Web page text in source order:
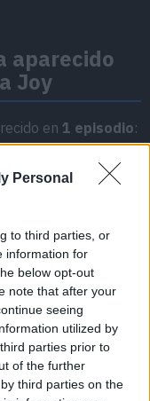
Personal
to third parties, or
information for
below opt-out
note that after your
seeing
utilized by
parties prior to
of the further
third parties on the
aparecido
Joy
en 1 episodio: